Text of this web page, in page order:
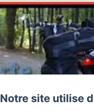
Notre site utilise